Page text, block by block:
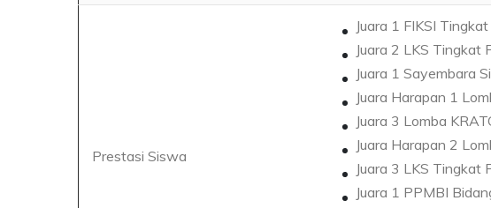
Prestasi Siswa
Juara 1 FIKSI
Juara 2 LKS Tingkat
Juara 1 Sayembara
Juara Harapan 1
Juara 3 Lomba
Juara Harapan 2
Juara 3 LKS Tingkat
Juara 1 PPMBI